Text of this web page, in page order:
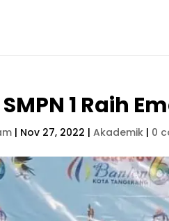
1 Raih
| Nov 27, 2022 |Akademik | 0